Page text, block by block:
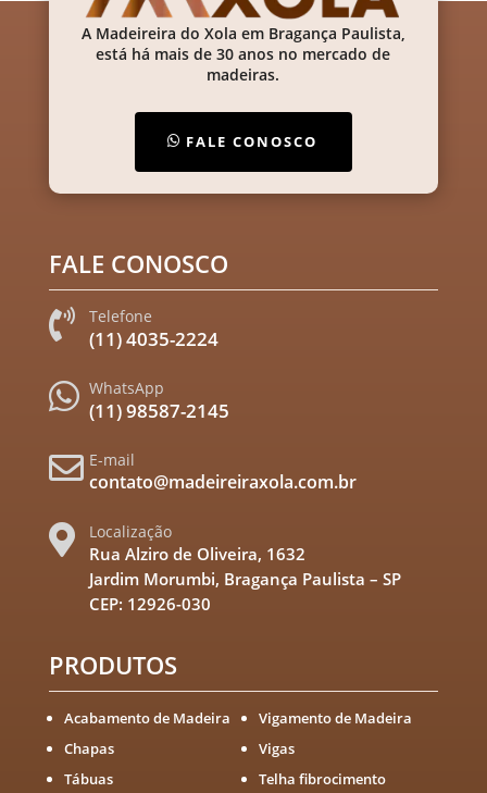
A Madeireira do Xola em Bragança Paulista,
está há mais de 30 anos no mercado de
madeiras.
FALE CONOSCO
FALE CONOSCO
 Telefone
(11) 4035-2224
 WhatsApp
(11) 98587-2145
 E-mail
contato@madeireiraxola.com.br
 Localização
Rua Alziro de Oliveira, 1632
Jardim Morumbi, Bragança Paulista – SP
CEP: 12926-030
PRODUTOS
Acabamento de Madeira
Chapas
Tábuas
Vigamento de Madeira
Vigas
Telha fibrocimento